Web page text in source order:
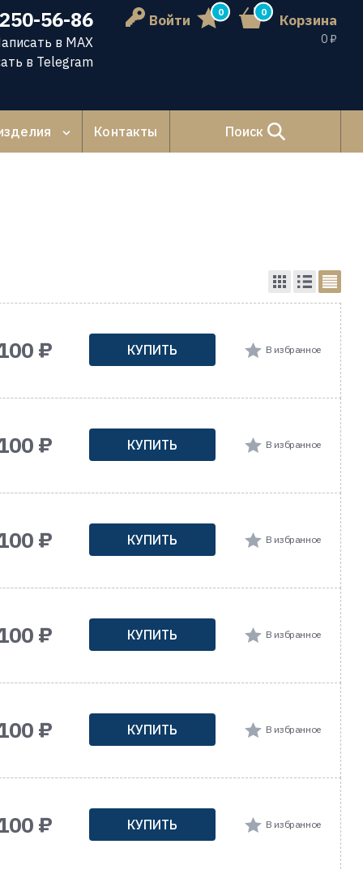
56-86
в MAX
в Telegram
Войти 0 0 Корзина
0 ₽
Контакты Поиск
₽ КУПИТЬ В избранное
₽ КУПИТЬ В избранное
₽ КУПИТЬ В избранное
₽ КУПИТЬ В избранное
₽ КУПИТЬ В избранное
₽ КУПИТЬ В избранное